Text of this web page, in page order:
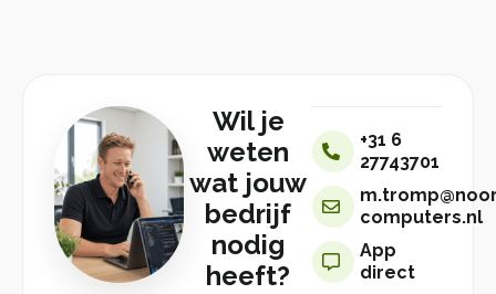
Wil je
weten
wat jouw
bedrijf
nodig
heeft?
+31 6
27743701
computers.nl
App
direct